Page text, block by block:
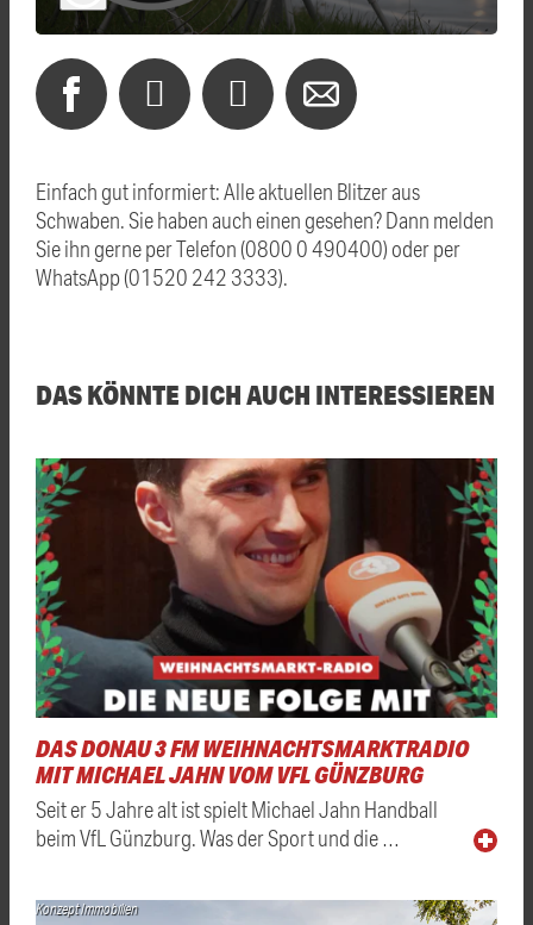
Einfach gut informiert: Alle aktuellen Blitzer aus
Schwaben. Sie haben auch einen gesehen? Dann melden
Sie ihn gerne per Telefon (0800 0 490400) oder per
WhatsApp (01520 242 3333).
DAS KÖNNTE DICH AUCH INTERESSIEREN
DAS DONAU 3 FM WEIHNACHTSMARKTRADIO
MIT MICHAEL JAHN VOM VFL GÜNZBURG
Seit er 5 Jahre alt ist spielt Michael Jahn Handball
beim VfL Günzburg. Was der Sport und die …
Konzept Immobilien